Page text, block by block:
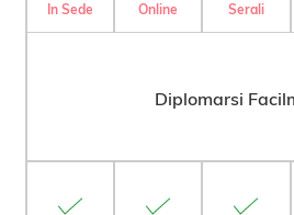
In Sede Online Serali
Diplomarsi